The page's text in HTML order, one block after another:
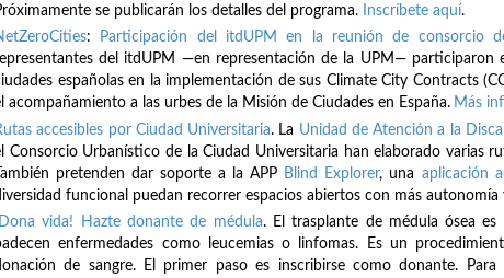
se publicarán los detalles del programa. Inscríbete aquí.
: Participación del itdUPM en la reunión de consorcio
del itdUPM —en representación de la UPM— participaron
españolas en la implementación de sus Climate City Contracts
acompañamiento a las urbes de la Misión de Ciudades en España. Más
accesibles por Ciudad Universitaria. La Unidad de Atención a la
Consorcio Urbanístico de la Ciudad Universitaria han elaborado varias
pretenden dar soporte a la APP Blind Explorer, una aplicación
funcional puedan recorrer espacios abiertos con más autonomía
vida! Hazte donante de médula. El trasplante de médula ósea
enfermedades como leucemias o linfomas. Es un
de sangre. El primer paso es inscribirse como donante.